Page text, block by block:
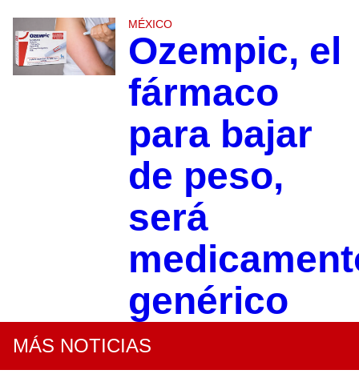
MÉXICO
Ozempic, el
fármaco
para bajar
de peso,
será
genérico
MÁS NOTICIAS